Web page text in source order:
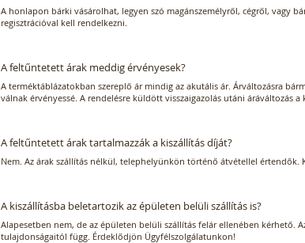
A honlapon bárki vásárolhat, legyen szó magánszemélyről, cégről, vagy
regisztrációval kell rendelkezni.
A feltűntetett árak meddig érvényesek?
A terméktáblázatokban szereplő ár mindig az akutális ár. Árváltozásra
válnak érvényessé. A rendelésre küldött visszaigazolás utáni áráváltozás
A feltűntetett árak tartalmazzák a kiszállítás díját?
Nem. Az árak szállítás nélkül, telephelyünkön történő átvétellel értendők.
A kiszállításba beletartozik az épületen belüli szállítás is?
Alapesetben nem, de az épületen belüli szállítás felár ellenében kérhető.
tulajdonságaitól függ. Érdeklődjön Ügyfélszolgálatunkon!